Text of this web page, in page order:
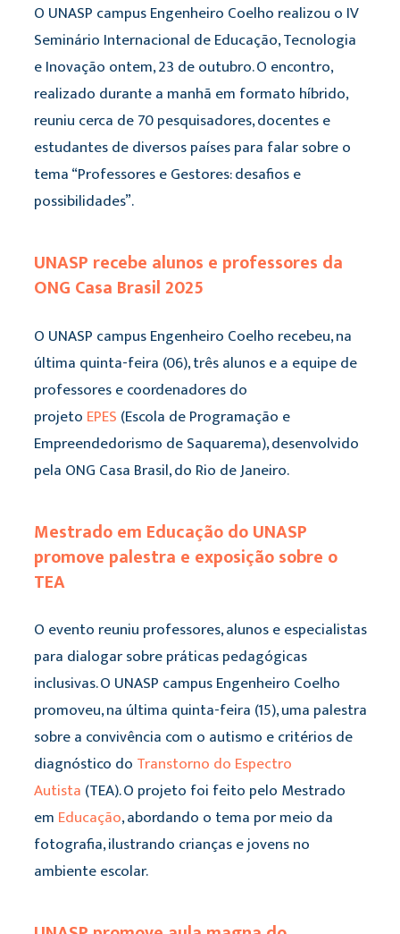
O UNASP campus Engenheiro Coelho realizou o IV
Seminário Internacional de Educação, Tecnologia
e Inovação ontem, 23 de outubro. O encontro,
realizado durante a manhã em formato híbrido,
reuniu cerca de 70 pesquisadores, docentes e
estudantes de diversos países para falar sobre o
tema “Professores e Gestores: desafios e
possibilidades”.
UNASP recebe alunos e professores da
ONG Casa Brasil 2025
O UNASP campus Engenheiro Coelho recebeu, na
última quinta-feira (06), três alunos e a equipe de
professores e coordenadores do
projeto EPES (Escola de Programação e
Empreendedorismo de Saquarema), desenvolvido
pela ONG Casa Brasil, do Rio de Janeiro.
Mestrado em Educação do UNASP
promove palestra e exposição sobre o
TEA
O evento reuniu professores, alunos e especialistas
para dialogar sobre práticas pedagógicas
inclusivas. O UNASP campus Engenheiro Coelho
promoveu, na última quinta-feira (15), uma palestra
sobre a convivência com o autismo e critérios de
diagnóstico do Transtorno do Espectro
Autista (TEA). O projeto foi feito pelo Mestrado
em Educação, abordando o tema por meio da
fotografia, ilustrando crianças e jovens no
ambiente escolar.